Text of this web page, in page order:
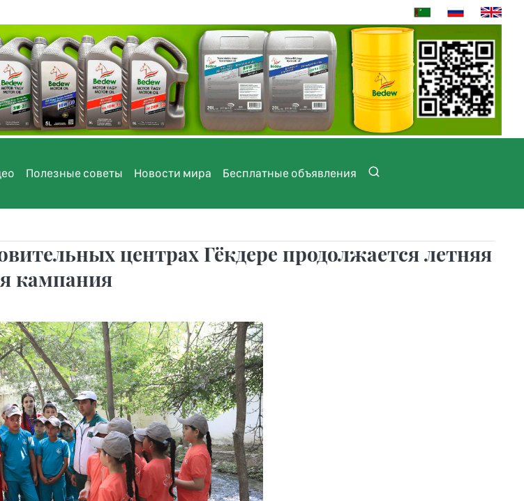
Полезные советы Новости мира Бесплатные объявления
центрах Гёкдере продолжается летняя
кампания